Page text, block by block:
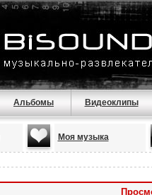
Альбомы Видеоклипы
Моя музыка